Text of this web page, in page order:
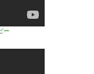
ー